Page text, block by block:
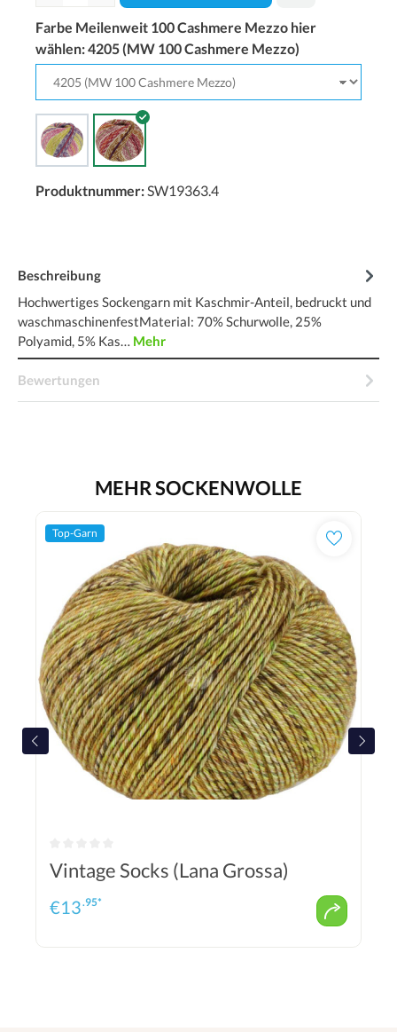
Farbe Meilenweit 100 Cashmere Mezzo hier
wählen:4205 (MW 100 Cashmere Mezzo)
Produktnummer: SW19363.4
Beschreibung
Hochwertiges Sockengarn mit Kaschmir-Anteil, bedruckt und
waschmaschinenfestMaterial: 70% Schurwolle, 25%
Polyamid, 5% Kas… Mehr
Bewertungen
MEHR SOCKENWOLLE
Top-Garn
Vintage Socks (Lana Grossa)
€13.95*